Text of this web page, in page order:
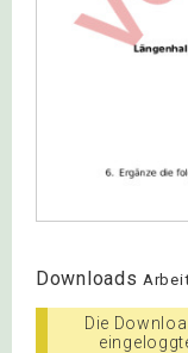
Downloads
Die